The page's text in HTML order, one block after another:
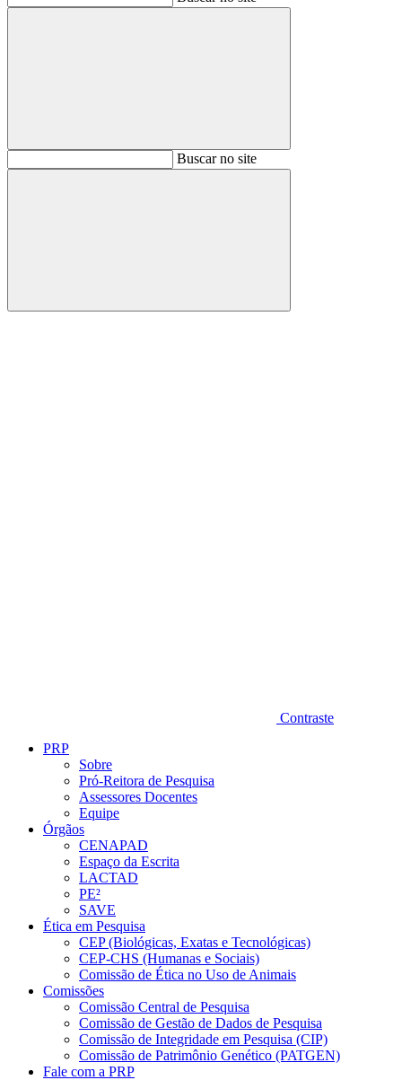
BuscarBuscar no site
Buscar
Contraste
PRP
Sobre
Pró-Reitora de Pesquisa
Assessores Docentes
Equipe
Órgãos
CENAPAD
Espaço da Escrita
LACTAD
PE²
SAVE
Ética em Pesquisa
CEP (Biológicas, Exatas e Tecnológicas)
CEP-CHS (Humanas e Sociais)
Comissão de Ética no Uso de Animais
Comissões
Comissão Central de Pesquisa
Comissão de Gestão de Dados de Pesquisa
Comissão de Integridade em Pesquisa (CIP)
Comissão de Patrimônio Genético (PATGEN)
Fale com a PRP